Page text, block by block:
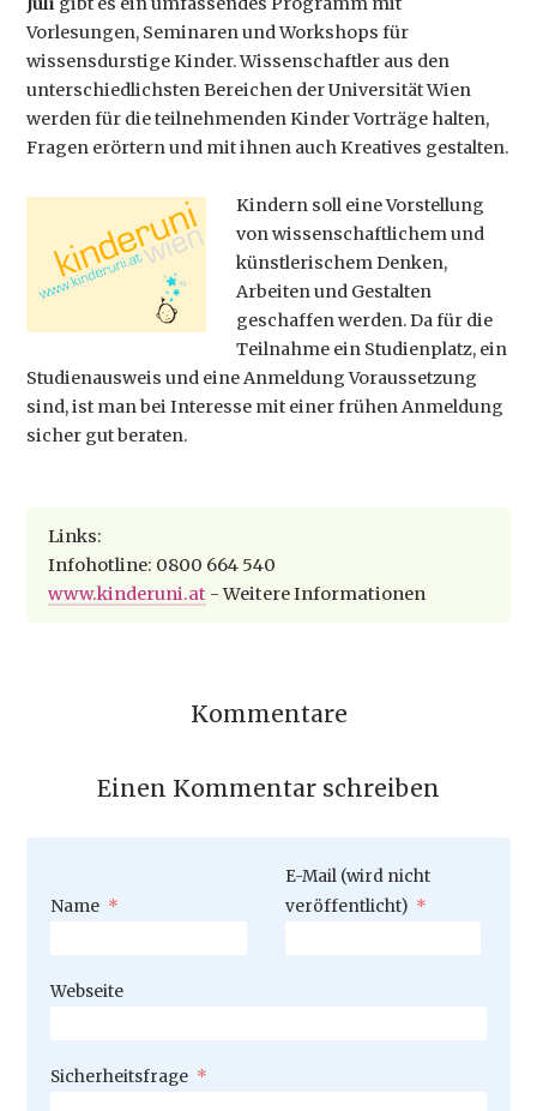
Vorlesungen, Seminaren und Workshops für
wissensdurstige Kinder. Wissenschaftler aus den
unterschiedlichsten Bereichen der Universität Wien
werden für die teilnehmenden Kinder Vorträge halten,
Fragen erörtern und mit ihnen auch Kreatives gestalten.
Kindern soll eine Vorstellung
von wissenschaftlichem und
künstlerischem Denken,
Arbeiten und Gestalten
geschaffen werden. Da für die
Teilnahme ein Studienplatz, ein
Studienausweis und eine Anmeldung Voraussetzung
sind, ist man bei Interesse mit einer frühen Anmeldung
sicher gut beraten.
Links:
Infohotline: 0800 664 540
www.kinderuni.at - Weitere Informationen
Kommentare
Einen Kommentar schreiben
Pflichtfeld
Name *
Pflichtfeld
E-Mail (wird nicht
veröffentlicht) *
Webseite
Pflichtfeld
Sicherheitsfrage *